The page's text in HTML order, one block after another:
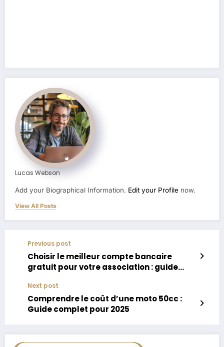
Lucas Webson
Add your Biographical Information. Edit your Profile now.
View All Posts
Previous post
Choisir le meilleur compte bancaire
gratuit pour votre association : guide
Next post
Comprendre le coût d’une moto 50cc :
Guide complet pour 2025